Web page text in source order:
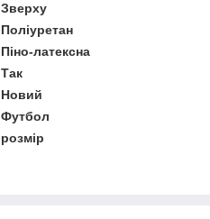
Зверху
Поліуретан
Піно-латексна
Так
Новий
Футбол
розмір